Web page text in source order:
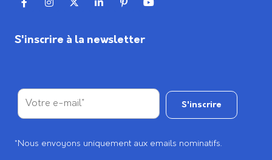
S'inscrire à la newsletter
*Nous envoyons uniquement aux emails nominatifs.